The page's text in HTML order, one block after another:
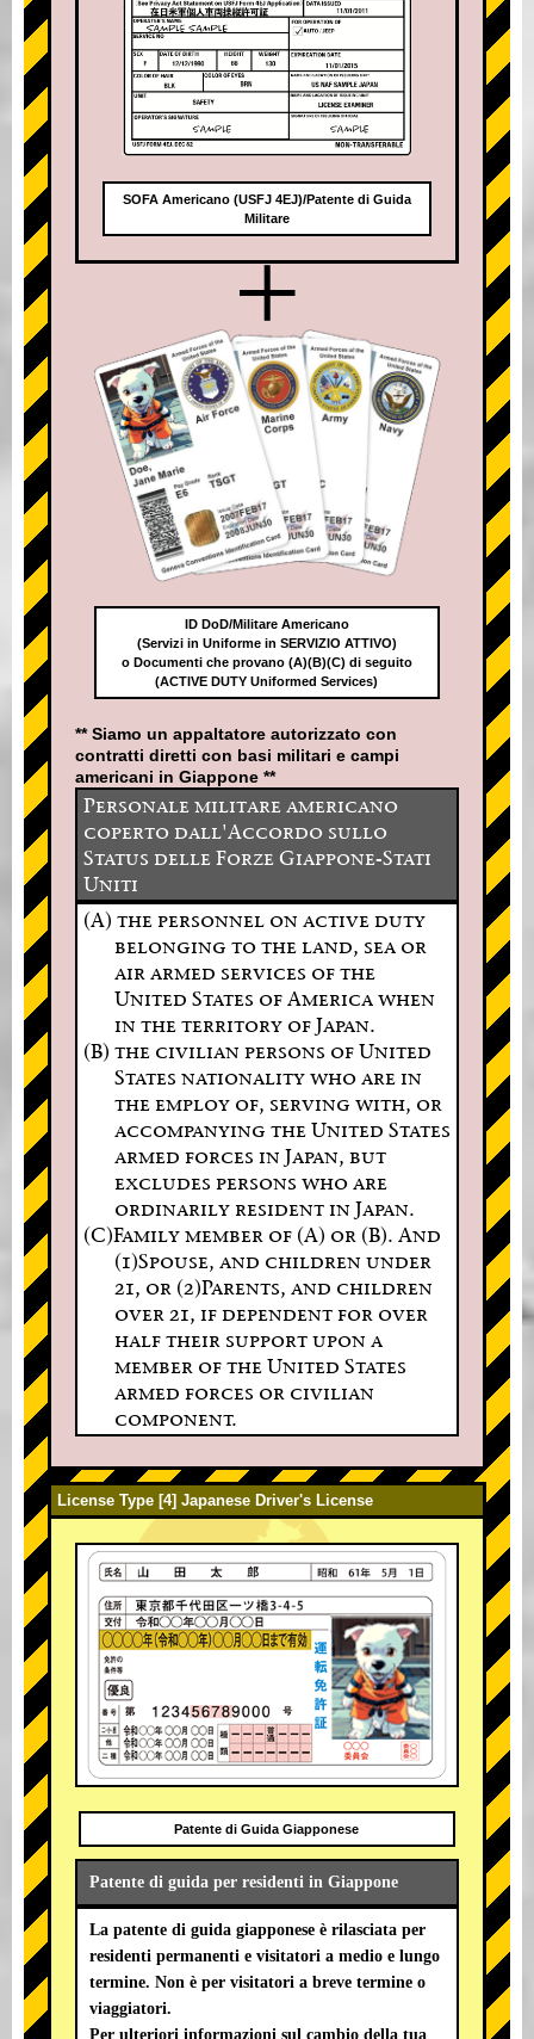
SOFA Americano (USFJ 4EJ)/Patente di Guida
Militare
+
ID DoD/Militare Americano
(Servizi in Uniforme in SERVIZIO ATTIVO)
o Documenti che provano (A)(B)(C) di seguito
(ACTIVE DUTY Uniformed Services)
** Siamo un appaltatore autorizzato con
contratti diretti con basi militari e campi
americani in Giappone **
Personale militare americano
coperto dall'Accordo sullo
Status delle Forze Giappone-Stati
Uniti
(A) the personnel on active duty
belonging to the land, sea or
air armed services of the
United States of America when
in the territory of Japan.
(B) the civilian persons of United
States nationality who are in
the employ of, serving with, or
accompanying the United States
armed forces in Japan, but
excludes persons who are
ordinarily resident in Japan.
(C)Family member of (A) or (B). And
(1)Spouse, and children under
21, or (2)Parents, and children
over 21, if dependent for over
half their support upon a
member of the United States
armed forces or civilian
component.
License Type [4] Japanese Driver's License
Patente di Guida Giapponese
Patente di guida per residenti in Giappone
La patente di guida giapponese è rilasciata per
residenti permanenti e visitatori a medio e lungo
termine. Non è per visitatori a breve termine o
viaggiatori.
Per ulteriori informazioni sul cambio della tua